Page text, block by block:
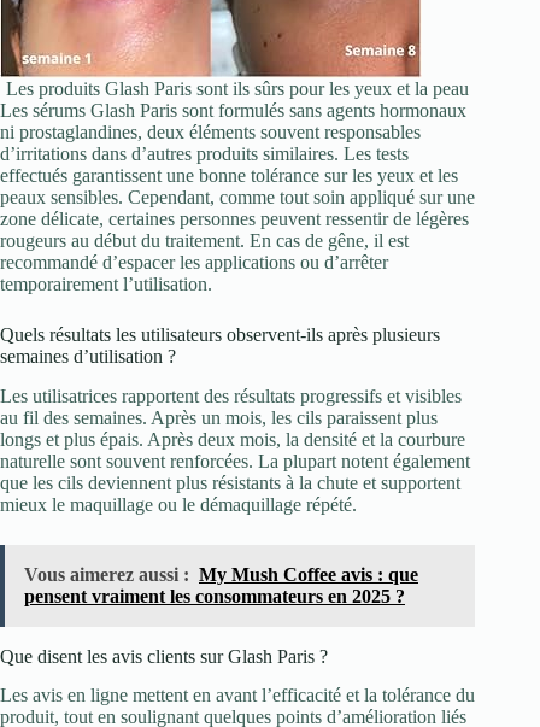
Les produits Glash Paris sont ils sûrs pour les yeux et la peau
Les sérums Glash Paris sont formulés sans agents hormonaux
ni prostaglandines, deux éléments souvent responsables
d’irritations dans d’autres produits similaires. Les tests
effectués garantissent une bonne tolérance sur les yeux et les
peaux sensibles. Cependant, comme tout soin appliqué sur une
zone délicate, certaines personnes peuvent ressentir de légères
rougeurs au début du traitement. En cas de gêne, il est
recommandé d’espacer les applications ou d’arrêter
temporairement l’utilisation.
Quels résultats les utilisateurs observent-ils après plusieurs
semaines d’utilisation ?
Les utilisatrices rapportent des résultats progressifs et visibles
au fil des semaines. Après un mois, les cils paraissent plus
longs et plus épais. Après deux mois, la densité et la courbure
naturelle sont souvent renforcées. La plupart notent également
que les cils deviennent plus résistants à la chute et supportent
mieux le maquillage ou le démaquillage répété.
Vous aimerez aussi : My Mush Coffee avis : que
pensent vraiment les consommateurs en 2025 ?
Que disent les avis clients sur Glash Paris ?
Les avis en ligne mettent en avant l’efficacité et la tolérance du
produit, tout en soulignant quelques points d’amélioration liés